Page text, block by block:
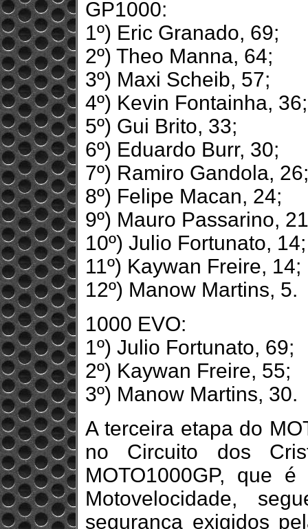
GP1000:
1º) Eric Granado, 69;
2º) Theo Manna, 64;
3º) Maxi Scheib, 57;
4º) Kevin Fontainha, 36;
5º) Gui Brito, 33;
6º) Eduardo Burr, 30;
7º) Ramiro Gandola, 26;
8º) Felipe Macan, 24;
9º) Mauro Passarino,
10º) Julio Fortunato, 14;
11º) Kaywan Freire, 14;
12º) Manow Martins, 5.
1000 EVO:
1º) Julio Fortunato, 69;
2º) Kaywan Freire, 55;
3º) Manow Martins, 30.
A terceira etapa do
no Circuito dos
MOTO1000GP, que
Motovelocidade,
segurança exigidos